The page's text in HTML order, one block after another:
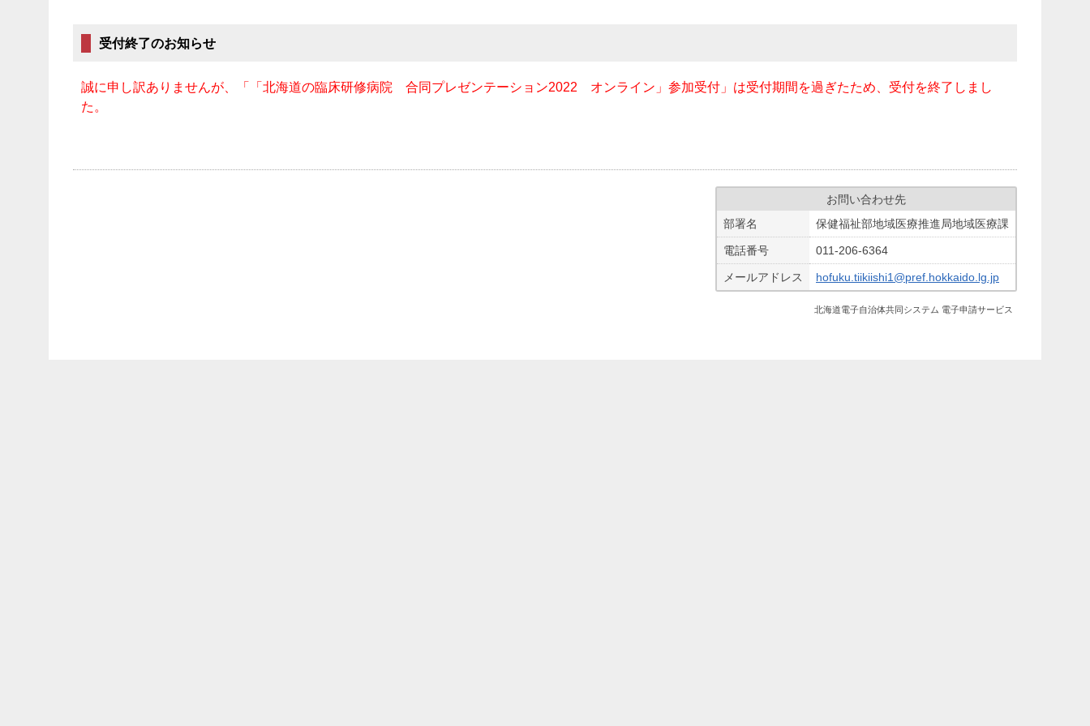
受付終了のお知らせ
誠に申し訳ありませんが、「「北海道の臨床研修病院 合同プレゼンテーション2022 オンライン」参加受付」は受付期間を過ぎたため、受付を終了しまし
た。
お問い合わせ先
部署名
保健福祉部地域医療推進局地域医療課
電話番号 011-206-6364
メールアドレス hofuku.tiikiishi1@pref.hokkaido.lg.jp
北海道電子自治体共同システム 電子申請サービス